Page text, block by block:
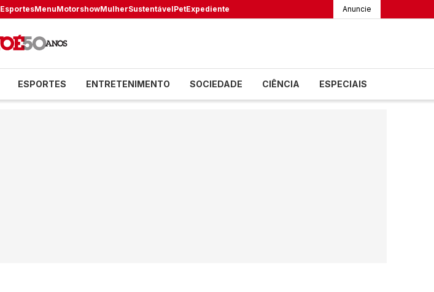
EsportesMenuMotorshowMulherSustentávelPetExpediente Anuncie
ESPORTES ENTRETENIMENTO SOCIEDADE CIÊNCIA ESPECIAIS